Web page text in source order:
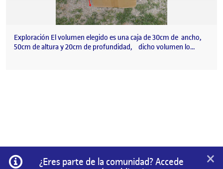
Exploración El volumen elegido es una caja de 30cm de ancho,
50cm de altura y 20cm de profundidad, dicho volumen lo…
Información
¿Eres parte de la comunidad? Accede
×